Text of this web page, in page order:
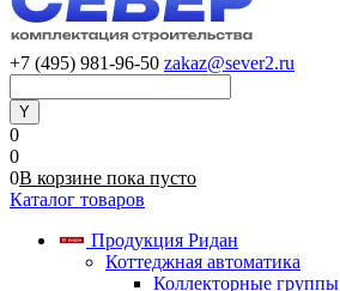
+7 (495) 981-96-50 zakaz@sever2.ru
0
0
0В корзине пока пусто
Каталог товаров
Продукция Ридан
Коттеджная автоматика
Коллекторные группы